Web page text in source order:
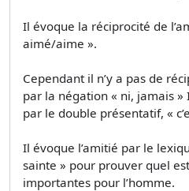
Il évoque la réciprocité de
aimé/aime ».
Cependant il n’y a pas de
par la négation « ni, jamais »
par le double présentatif, «
Il évoque l’amitié par le
sainte » pour prouver quel
importantes pour l’homme.